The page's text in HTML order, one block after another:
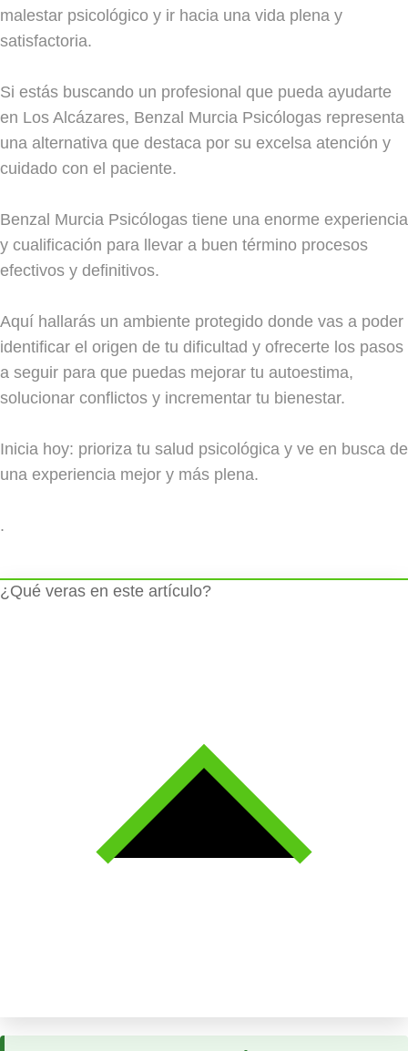
malestar psicológico y ir hacia una vida plena y
satisfactoria.
Si estás buscando un profesional que pueda ayudarte
en Los Alcázares, Benzal Murcia Psicólogas representa
una alternativa que destaca por su excelsa atención y
cuidado con el paciente.
Benzal Murcia Psicólogas tiene una enorme experiencia
y cualificación para llevar a buen término procesos
efectivos y definitivos.
Aquí hallarás un ambiente protegido donde vas a poder
identificar el origen de tu dificultad y ofrecerte los pasos
a seguir para que puedas mejorar tu autoestima,
solucionar conflictos y incrementar tu bienestar.
Inicia hoy: prioriza tu salud psicológica y ve en busca de
una experiencia mejor y más plena.
.
¿Qué veras en este artículo?